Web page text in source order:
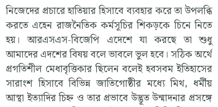
নিজেদের প্রচারে হাতিয়ার হিসাবে ব্যবহার করে তা উপলব্ধি
করতে এহেন রাজনৈতিক কর্মসূচির শিকড়কে চিনে নিতে
হয়। আরএসএস-বিজেপি এদেশে যা করছে তা শুধু
আমাদের এদশের বিষয় বলে ভাবলে ভুল হবে। সঠিক অর্থে
প্রগতিশীল মেধাবৃত্তিকার ছিলেন বলেই হবসবম ইতিহাসের
সারাংশ হিসাবে বিভিন্ন জাতিগোষ্ঠীর মধ্যে মিথ, ধর্মীয়
আস্থা ইত্যাদির চিহ্ন ও তার প্রভাবে উদ্ভূত উন্মাদনার প্রসঙ্গে